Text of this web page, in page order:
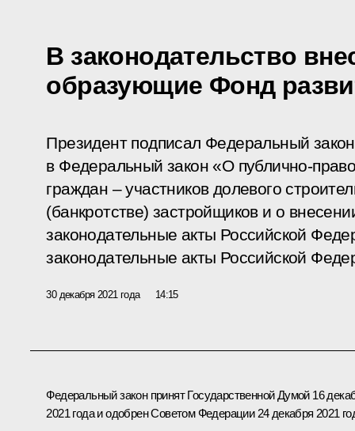
В законодательство
образующие Фонд
Президент подписал Федеральный
в Федеральный закон «О публично-
граждан – участников долевого
(банкротстве) застройщиков и о
законодательные акты Российской
законодательные акты Российской
30 декабря 2021 года 14:15
Федеральный закон принят Государственной Думой 16
2021 года и одобрен Советом Федерации 24 декабря 2021